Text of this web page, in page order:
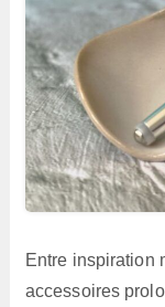
Entre inspiration
accessoires